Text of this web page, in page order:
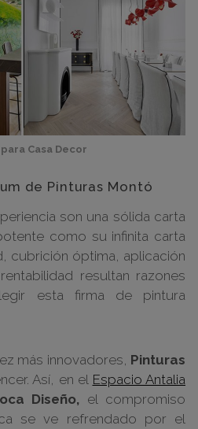
Casa Decor
de Pinturas Montó
son una sólida carta
como su infinita carta
cubrición óptima, aplicación
resultan razones
esta firma de pintura
más innovadores, Pinturas
Así, en el Espacio Antalia
Diseño, el compromiso
se ve refrendado por el